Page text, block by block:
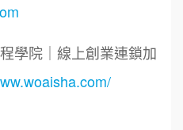
學院｜線上創業連鎖加